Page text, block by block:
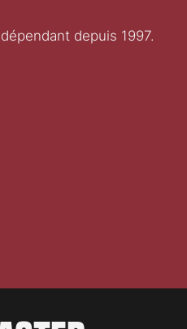
depuis 1997.